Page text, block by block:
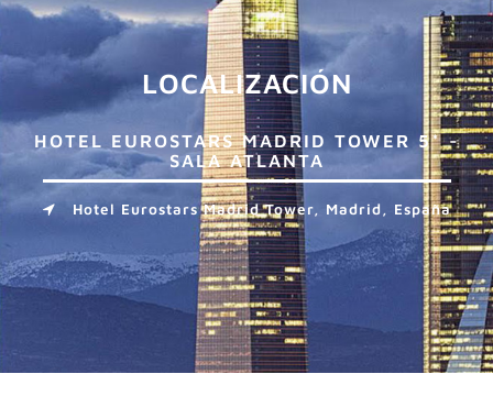
LOCALIZACIÓN
HOTEL EUROSTARS MADRID TOWER 5* -
SALA ATLANTA
Hotel Eurostars Madrid Tower, Madrid, España